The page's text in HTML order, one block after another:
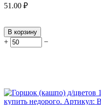
51.00 ₽
В корзину
+ −